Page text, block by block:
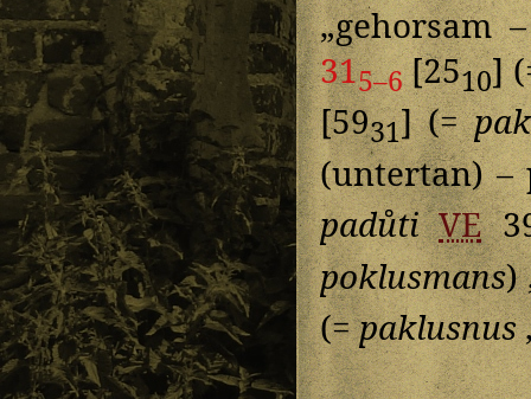
„gehorsam
315–6[2510]
[5931] (=
(untertan) –
padůti VE
poklusmans)
(=paklusnus